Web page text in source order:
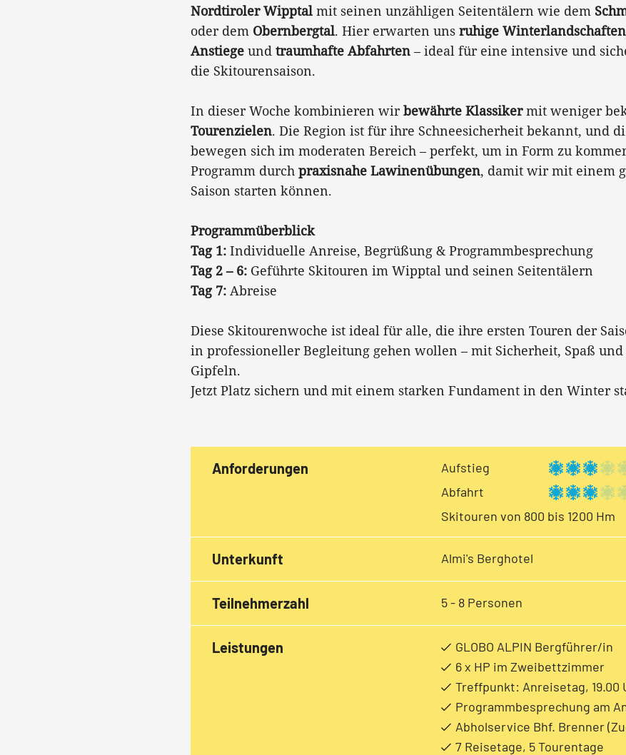
Nordtiroler Wipptal mit seinen unzähligen Seitentälern wie dem
oder dem Obernbergtal. Hier erwarten uns ruhige Winterlandschaften
Anstiege und traumhafte Abfahrten – ideal für eine intensive und
die Skitourensaison.
In dieser Woche kombinieren wirbewährte Klassikermit weniger
Tourenzielen. Die Region ist für ihre Schneesicherheit bekannt, und
bewegen sich im moderaten Bereich – perfekt, um in Form zu
Programm durch praxisnahe Lawinenübungen, damit wir mit einem
Saison starten können.
Programmüberblick
Tag 1: Individuelle Anreise, Begrüßung & Programmbesprechung
Tag 2 – 6: Geführte Skitouren im Wipptal und seinen Seitentälern
Tag 7: Abreise
Diese Skitourenwoche ist ideal für alle, die ihre ersten Touren der
in professioneller Begleitung gehen wollen – mit Sicherheit, Spaß und
Gipfeln.
Jetzt Platz sichern und mit einem starken Fundament in den Winter
Anforderungen Aufstieg
Abfahrt
Skitouren von 800 bis 1200 Hm
Unterkunft Almi's Berghotel
Teilnehmerzahl 5 - 8 Personen
Leistungen
GLOBO ALPIN Bergführer/in
6 x HP im Zweibettzimmer
Treffpunkt: Anreisetag, 19.00
Programmbesprechung am
Abholservice Bhf. Brenner
7 Reisetage, 5 Tourentage